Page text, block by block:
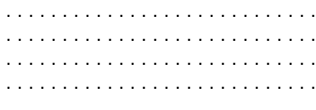
. . . . . . . . . . . . . . . . . . . . . . . . . .
. . . . . . . . . . . . . . . . . . . . . . . . . .
. . . . . . . . . . . . . . . . . . . . . . . . . .
. . . . . . . . . . . . . . . . . . . . . . . . . .